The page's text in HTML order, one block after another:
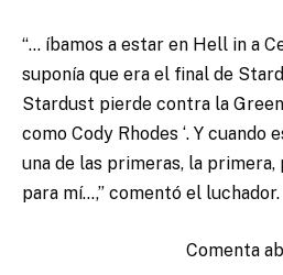
“… íbamos a estar en Hell in a
suponía que era el final de
Stardust pierde contra la
como Cody Rhodes ‘. Y cuando
una de las primeras, la primera,
para mí…,” comentó el luchador.
Comenta